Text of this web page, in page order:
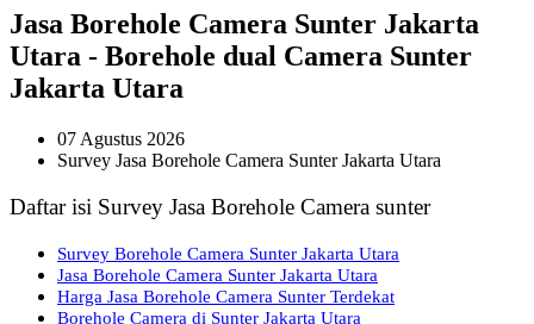
Jasa Borehole Camera Sunter Jakarta
Utara - Borehole dual Camera Sunter
Jakarta Utara
07 Agustus 2026
Survey Jasa Borehole Camera Sunter Jakarta Utara
Daftar isi Survey Jasa Borehole Camera sunter
Survey Borehole Camera Sunter Jakarta Utara
Jasa Borehole Camera Sunter Jakarta Utara
Harga Jasa Borehole Camera Sunter Terdekat
Borehole Camera di Sunter Jakarta Utara